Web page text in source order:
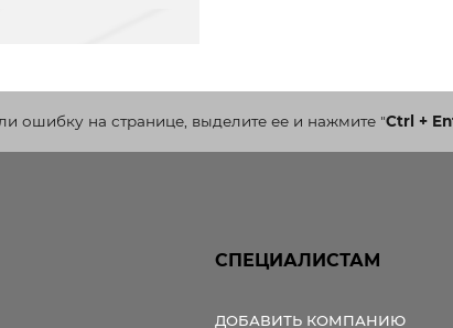
ошибку на странице, выделите ее и нажмите"Ctrl +
СПЕЦИАЛИСТАМ
ДОБАВИТЬ КОМПАНИЮ